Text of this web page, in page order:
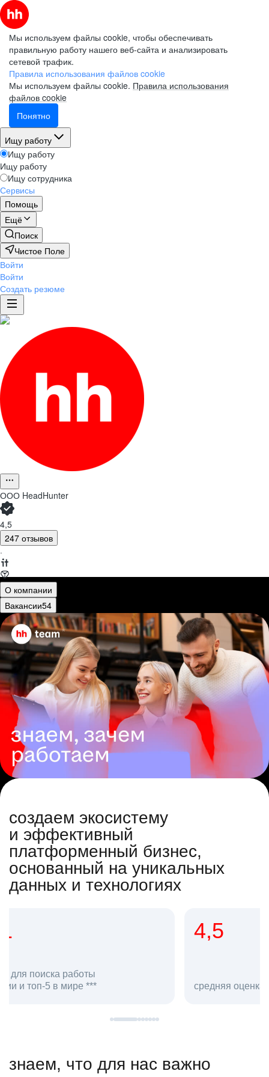
Мы используем файлы cookie, чтобы обеспечивать
правильную работу нашего веб-сайта и анализировать
сетевой трафик.
Правила использования файлов cookie
Мы используем файлы cookie. Правила использования
файлов cookie
Понятно
Ищу работу
Ищу работу
Ищу работу
Ищу сотрудника
Сервисы
Помощь
Ещё
Поиск
Чистое Поле
Войти
Войти
Создать резюме
ООО HeadHunter
4,5
247 отзывов
·
О компании
Вакансии54
создаем экосистему
и эффективный
платформенный бизнес,
основанный на уникальных
данных и технологиях
средняя оценка hh.ru как работодателя **
в hh.ru
знаем, что для нас важно